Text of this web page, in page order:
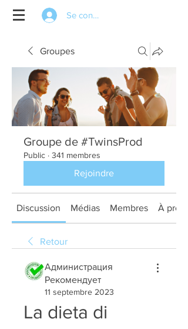
Se connecter
Groupes
Groupe de #TwinsProd
Public · 341 membres
Rejoindre
Discussion Médias Membres À
Retour
Администрация
Рекомендует
11 septembre 2023
La dieta di